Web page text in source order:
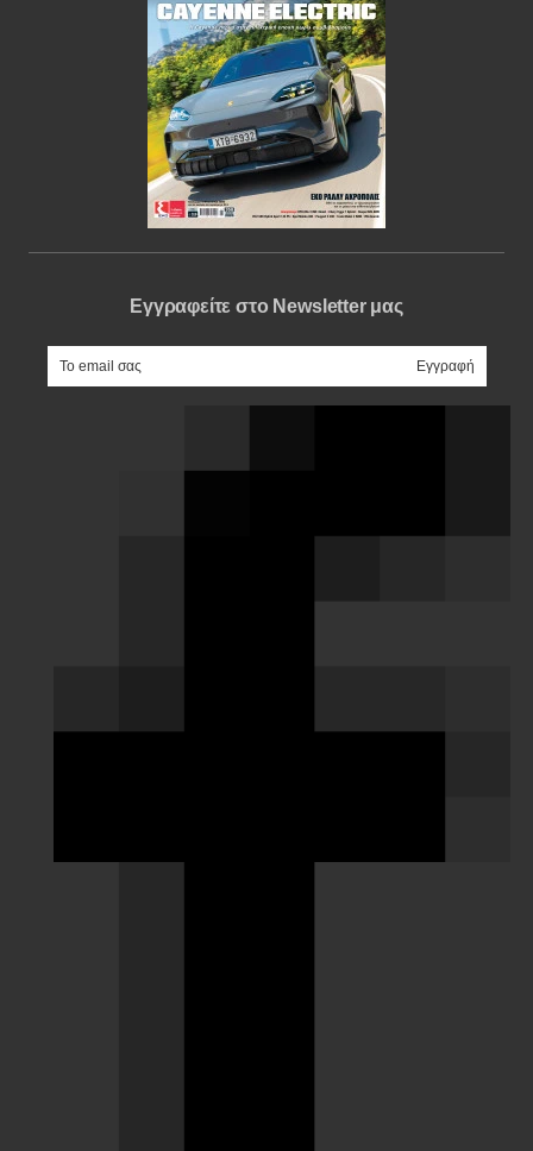
Εγγραφείτε στο Newsletter μας
e-mail